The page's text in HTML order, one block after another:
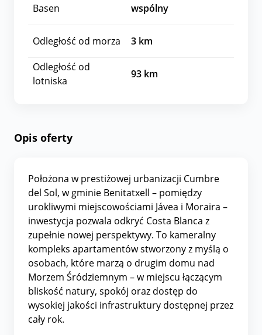
Basen wspólny
Odległość od morza 3 km
Odległość od
lotniska
93 km
Opis oferty
Położona w prestiżowej urbanizacji Cumbre
del Sol, w gminie Benitatxell – pomiędzy
urokliwymi miejscowościami Jávea i Moraira –
inwestycja pozwala odkryć Costa Blanca z
zupełnie nowej perspektywy. To kameralny
kompleks apartamentów stworzony z myślą o
osobach, które marzą o drugim domu nad
Morzem Śródziemnym – w miejscu łączącym
bliskość natury, spokój oraz dostęp do
wysokiej jakości infrastruktury dostępnej przez
cały rok.